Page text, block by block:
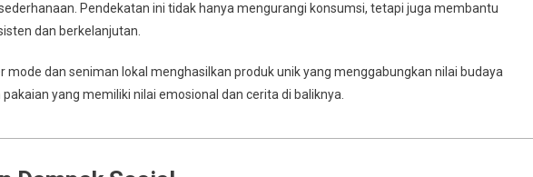
Pendekatan ini tidak hanya mengurangi konsumsi, tetapi juga membantu
dan berkelanjutan.
mode dan seniman lokal menghasilkan produk unik yang menggabungkan nilai budaya
yang memiliki nilai emosional dan cerita di baliknya.